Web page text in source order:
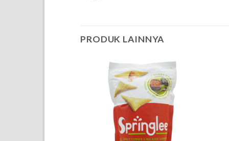
PRODUK LAINNYA